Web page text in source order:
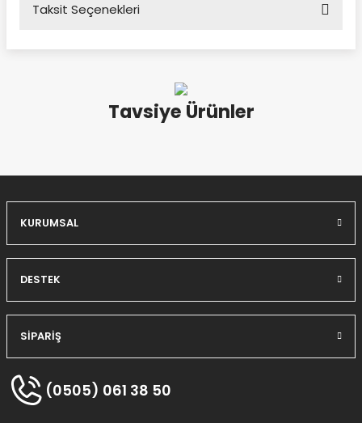
Taksit Seçenekleri
Tavsiye Ürünler
1.700,00 TL
Bravo Aspur Kanarya Yemi - Sade Kuş Yemi B 901
SEPETE EKLE
KURUMSAL
DESTEK
SİPARİŞ
(0505) 061 38 50